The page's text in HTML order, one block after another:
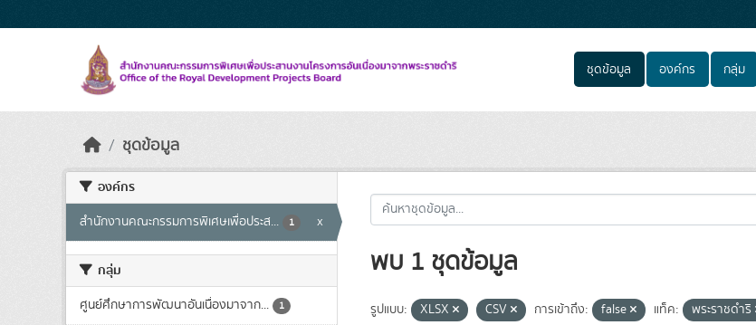
ชุดข้อมูล องค์กร กลุ่ม
ชุดข้อมูล
องค์กร
สำนักงานคณะกรรมการพิเศษเพื่อประส... 1 x
กลุ่ม
ศูนย์ศึกษาการพัฒนาอันเนื่องมาจาก... 1
พบ 1 ชุดข้อมูล
รูปแบบ: XLSX CSV การเข้าถึง: false แท็ค:
พระราชดำริ